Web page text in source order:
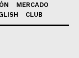
MERCADO
CLUB